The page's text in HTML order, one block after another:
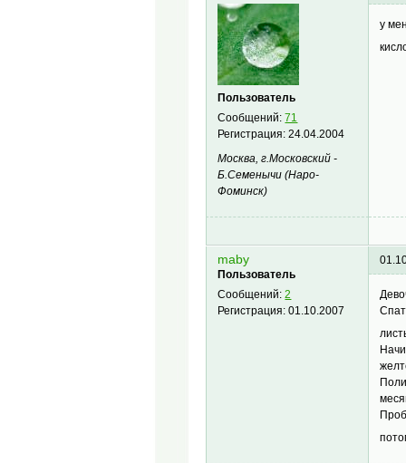
Пользователь
Сообщений:71
Регистрация:24.04.2004
Москва, г.Московский -
Б.Семенычи (Наро-
Фоминск)
у
maby
Пользователь
Сообщений:2
Регистрация:01.10.2007